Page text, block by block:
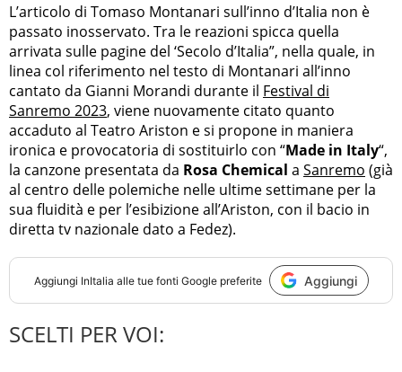
L’articolo di Tomaso Montanari sull’inno d’Italia non è
passato inosservato. Tra le reazioni spicca quella
arrivata sulle pagine del ‘Secolo d’Italia”, nella quale, in
linea col riferimento nel testo di Montanari all’inno
cantato da Gianni Morandi durante il Festival di
Sanremo 2023, viene nuovamente citato quanto
accaduto al Teatro Ariston e si propone in maniera
ironica e provocatoria di sostituirlo con “Made in Italy“,
la canzone presentata da Rosa Chemical a Sanremo (già
al centro delle polemiche nelle ultime settimane per la
sua fluidità e per l’esibizione all’Ariston, con il bacio in
diretta tv nazionale dato a Fedez).
Aggiungi InItalia alle tue fonti Google preferite Aggiungi
SCELTI PER VOI: